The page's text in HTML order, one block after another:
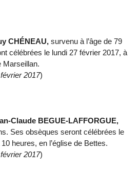
CHÉNEAU, survenu à l’âge de 79
célébrées le lundi 27 février 2017, à
Marseillan.
2017)
Claude BEGUE-LAFFORGUE,
Ses obsèques seront célébrées le
heures, en l’église de Bettes.
2017)